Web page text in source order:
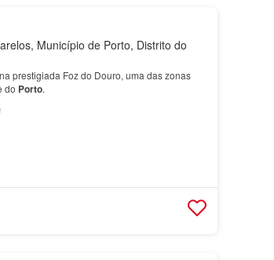
Município de Porto, Distrito do
prestigiada Foz do Douro, uma das zonas
do Porto.